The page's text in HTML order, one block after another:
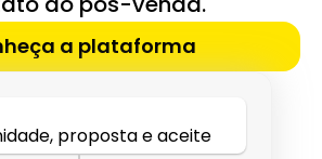
a plataforma
proposta e aceite